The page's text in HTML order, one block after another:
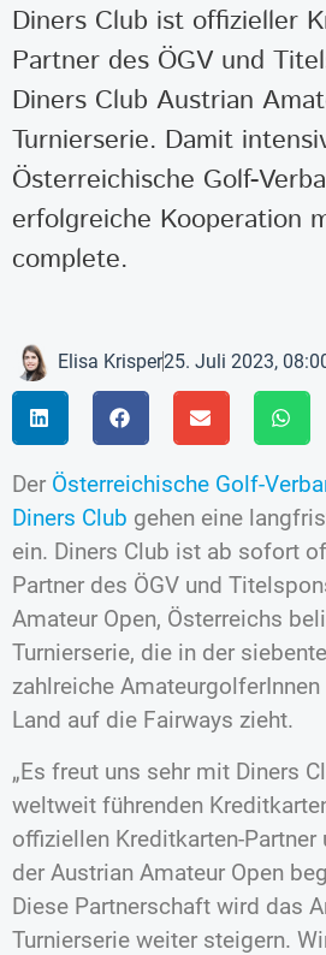
Diners Club ist offizieller
Partner des ÖGV und
Diners Club Austrian
Turnierserie. Damit
Österreichische Golf-
erfolgreiche Kooperation
complete.
Elisa Krisper25. Juli 2023,
Der Österreichische Golf-
Diners Club gehen eine
ein. Diners Club ist ab sofort
Partner des ÖGV und
Amateur Open, Österreichs
Turnierserie, die in der
zahlreiche
Land auf die Fairways zieht.
„Es freut uns sehr mit Diners
weltweit führenden
offiziellen Kreditkarten-
der Austrian Amateur Open
Diese Partnerschaft wird das
Turnierserie weiter steigern.